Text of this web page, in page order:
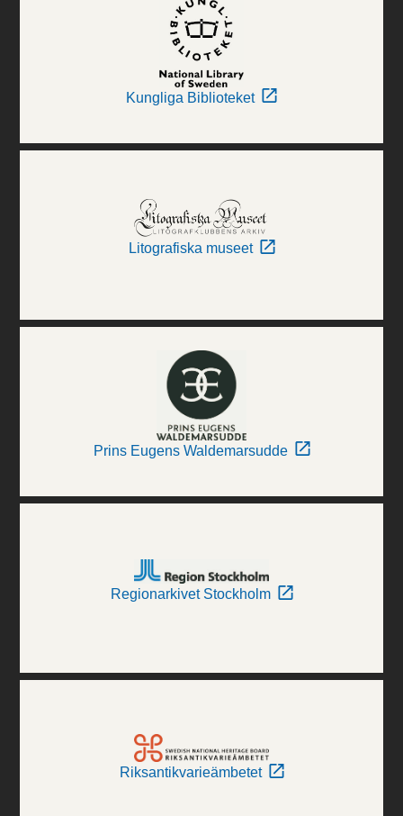
Kungliga Biblioteket
Litografiska museet
Prins Eugens Waldemarsudde
Regionarkivet Stockholm
Riksantikvarieämbetet